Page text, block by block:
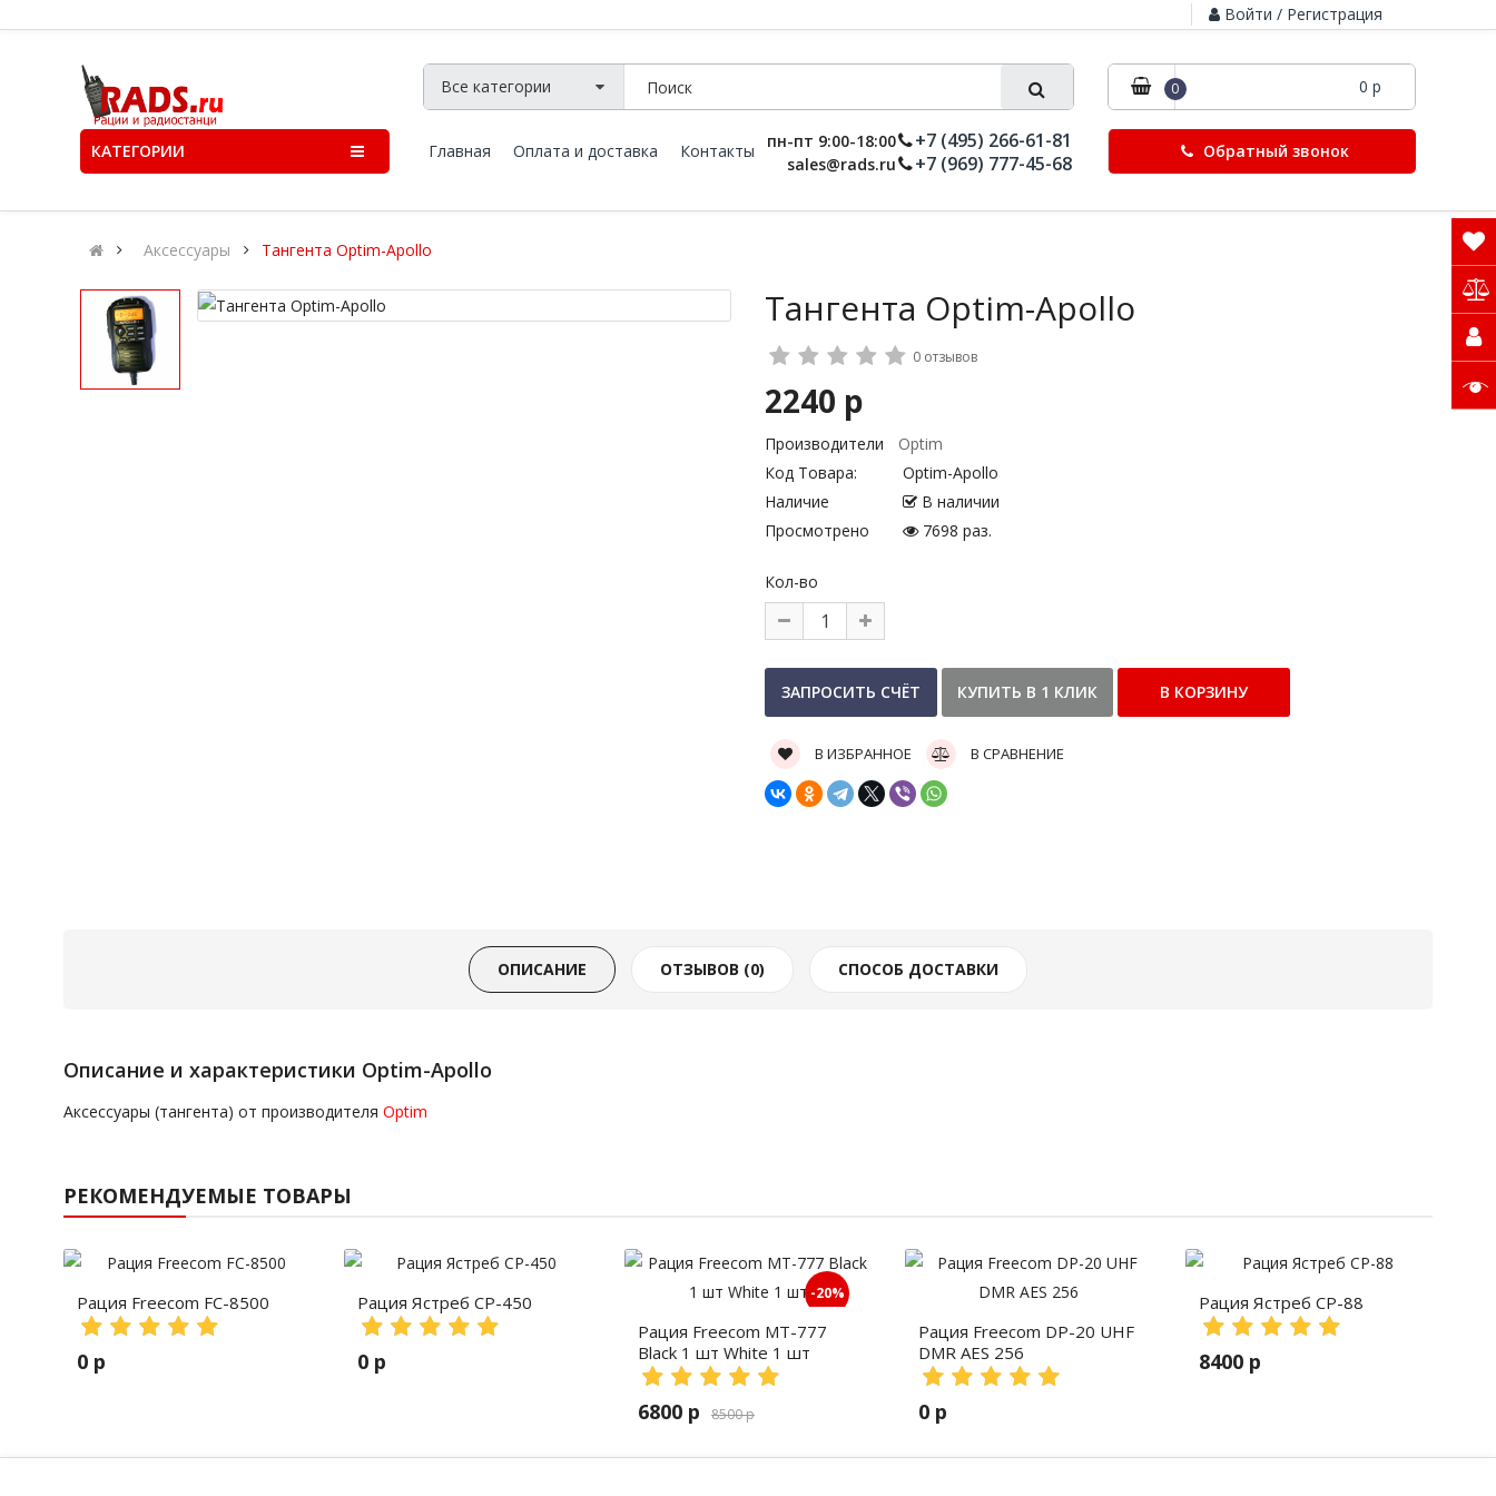
Войти / Регистрация
0 0 р
КАТЕГОРИИ Главная Оплата и доставка Контакты
пн-пт 9:00-18:00
sales@rads.ru
+7 (495) 266-61-81
+7 (969) 777-45-68
Обратный звонок
Аксессуары Тангента Optim-Apollo
Тангента Optim-Apollo
0 отзывов
2240 р
Производители
Optim
Код Товара:
Optim-Apollo
Наличие
В наличии
Просмотрено
7698 раз.
Кол-во
В ИЗБРАННОЕ В СРАВНЕНИЕ
ОПИСАНИЕ ОТЗЫВОВ (0) СПОСОБ ДОСТАВКИ
Описание и характеристики Optim-Apollo
Аксессуары (тангента) от производителя Optim
РЕКОМЕНДУЕМЫЕ ТОВАРЫ
Рация Freecom FC-8500
0 р
Рация Ястреб СР-450
0 р
-20%
Рация Freecom MT-777
Black 1 шт White 1 шт
6800 р 8500 р
Рация Freecom DP-20 UHF
DMR AES 256
0 р
Рация Ястреб СР-88
8400 р